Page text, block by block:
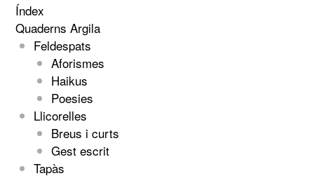
Índex
Quaderns Argila
Feldespats
Aforismes
Haikus
Poesies
Llicorelles
Breus i curts
Gest escrit
Tapàs